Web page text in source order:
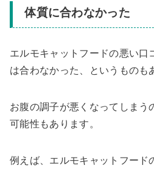
体質に合わなかった
エルモキャットフードの悪い口
は合わなかった、というものも
お腹の調子が悪くなってしまう
可能性もあります。
例えば、エルモキャットフード